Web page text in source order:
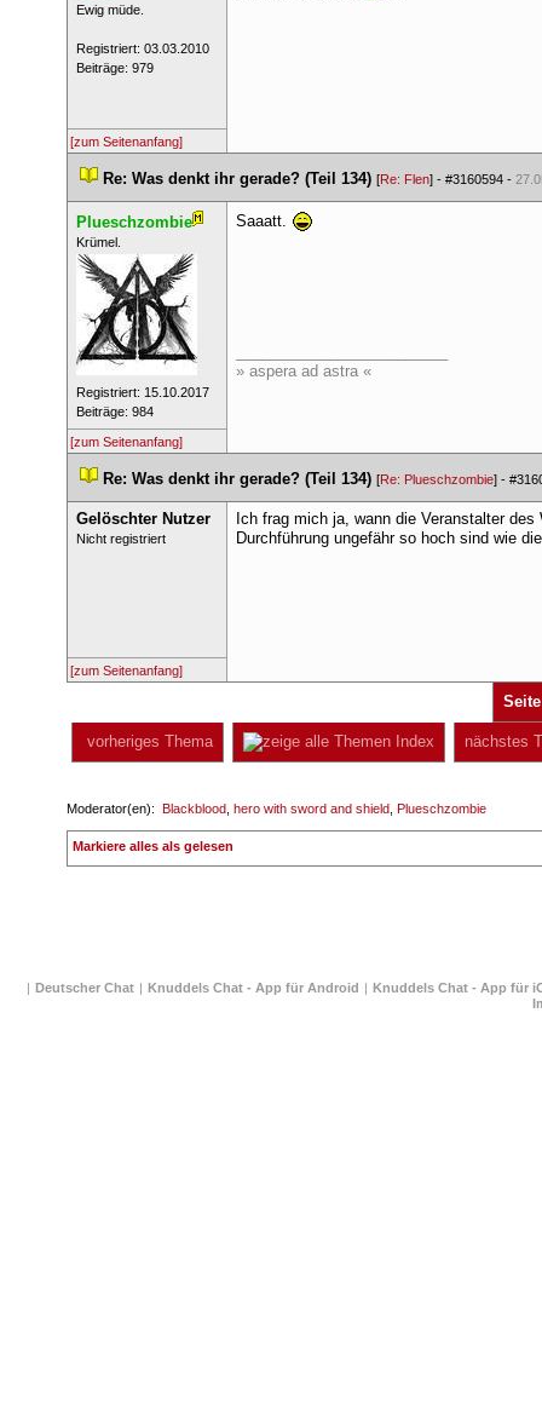
​Ewig müde.
Registriert: 03.03.2010
Beiträge: 979
[zum Seitenanfang]
Re: Was denkt ihr gerade? (Teil 134) [Re: Flen] - #3160594 -
Plueschzombie
​Krümel.
Registriert: 15.10.2017
Beiträge: 984
Saaatt.
» aspera ad astra «
[zum Seitenanfang]
Re: Was denkt ihr gerade? (Teil 134) [Re: Plueschzombie] -
Gelöschter Nutzer
Nicht registriert
Ich frag mich ja, wann die Veranstalter
Durchführung ungefähr so hoch sind wie
[zum Seitenanfang]
vorheriges Thema Index nächstes
Moderator(en): Blackblood hero with sword and shield Plueschzombie
Markiere alles als gelesen
| Deutscher Chat | Knuddels Chat - App für Android | Knuddels Chat - App für